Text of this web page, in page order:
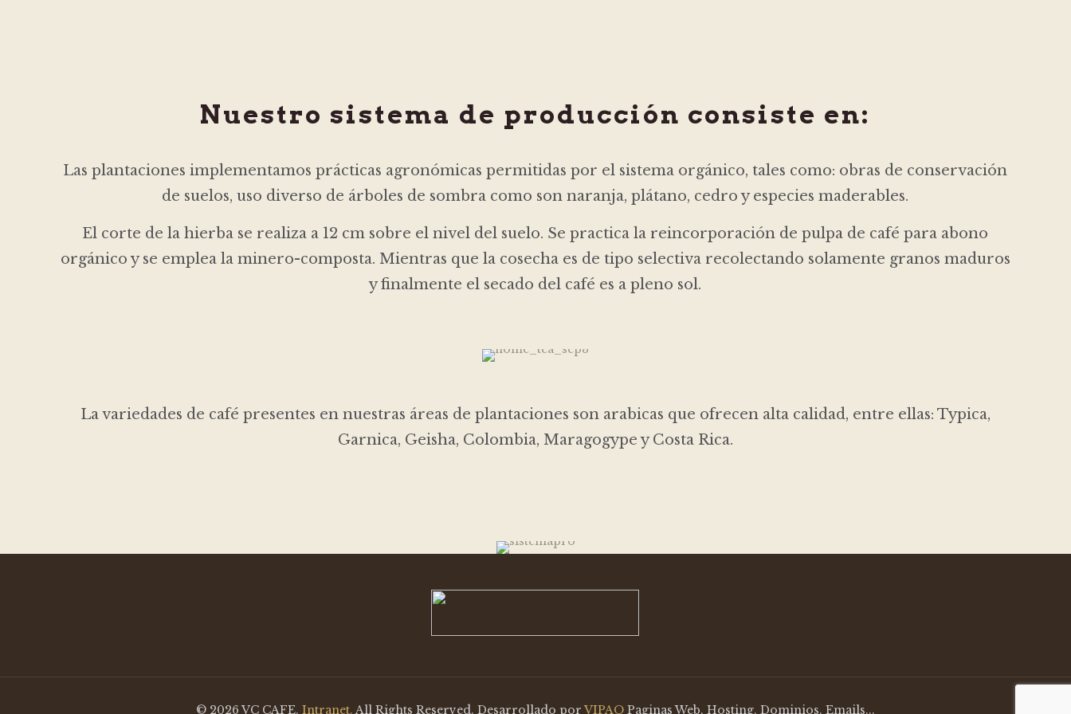
Nuestro sistema de producción consiste en:
Las plantaciones implementamos prácticas agronómicas permitidas por el sistema orgánico, tales como: obras de conservación
de suelos, uso diverso de árboles de sombra como son naranja, plátano, cedro y especies maderables.
El corte de la hierba se realiza a 12 cm sobre el nivel del suelo. Se practica la reincorporación de pulpa de café para abono
orgánico y se emplea la minero-composta. Mientras que la cosecha es de tipo selectiva recolectando solamente granos maduros
y finalmente el secado del café es a pleno sol.
La variedades de café presentes en nuestras áreas de plantaciones son arabicas que ofrecen alta calidad, entre ellas: Typica,
Garnica, Geisha, Colombia, Maragogype y Costa Rica.
© 2026 VC CAFE. Intranet.All Rights Reserved. Desarrollado por VIPAOPaginas Web, Hosting, Dominios, Emails...